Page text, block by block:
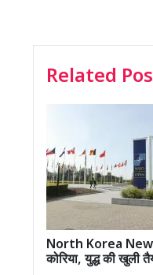
Related
North Korea
कोरिया, युद्ध की खुली